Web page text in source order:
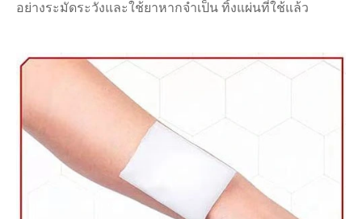
อย่างระมัดระวังและใช้ยาหากจำเป็น ทิ้งแผ่นที่ใช้แล้ว